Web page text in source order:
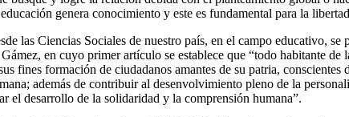
genera conocimiento y este es fundamental para la
las Ciencias Sociales de nuestro país, en el campo educativo,
en cuyo primer artículo se establece que “todo habitante
fines formación de ciudadanos amantes de su patria,
además de contribuir al desenvolvimiento pleno de la
el desarrollo de la solidaridad y la comprensión humana”.